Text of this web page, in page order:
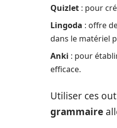
Quizlet : pour
Lingoda : offre
dans le matériel
Anki : pour
efficace.
Utiliser ces
grammaire